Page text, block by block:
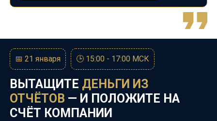
📅 21 января 🕒 15:00 - 17:00 МСК
ВЫТАЩИТЕ ДЕНЬГИ ИЗ
ОТЧЁТОВ — И ПОЛОЖИТЕ НА
СЧЁТ КОМПАНИИ